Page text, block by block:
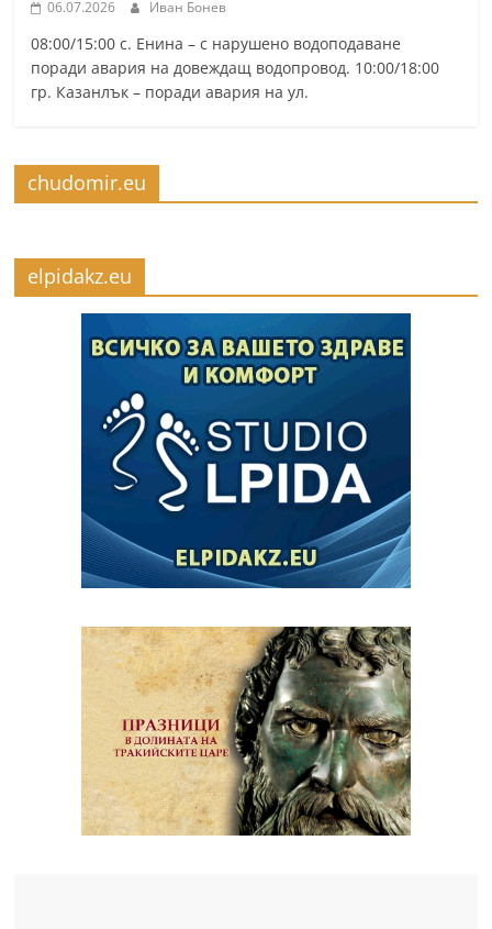
06.07.2026 Иван Бонев
08:00/15:00 с. Енина – с нарушено водоподаване
поради авария на довеждащ водопровод. 10:00/18:00
гр. Казанлък – поради авария на ул.
chudomir.eu
elpidakz.eu